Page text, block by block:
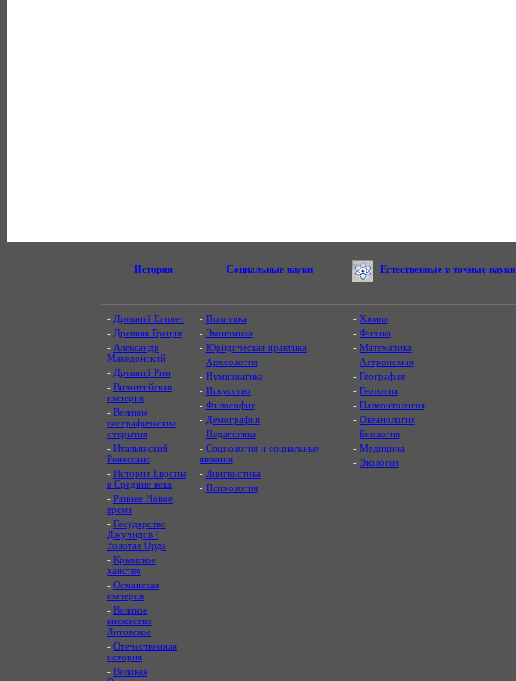
История Социальные науки Естественные и точные науки
- Древний Египет
- Древняя Греция
- Александр
Македонский
- Древний Рим
- Византийская
империя
- Великие
географические
открытия
- Итальянский
Ренессанс
- История Европы
в Средние века
- Раннее Новое
время
- Государство
Джучидов /
Золотая Орда
- Крымское
ханство
- Османская
империя
- Великое
княжество
Литовское
- Отечественная
история
- Великая
- Политика
- Экономика
- Юридическая практика
- Археология
- Нумизматика
- Искусство
- Философия
- Демография
- Педагогика
- Социология и социальные
явления
- Лингвистика
- Психология
- Химия
- Физика
- Математика
- Астрономия
- География
- Геология
- Палеонтология
- Океанология
- Биология
- Медицина
- Экология